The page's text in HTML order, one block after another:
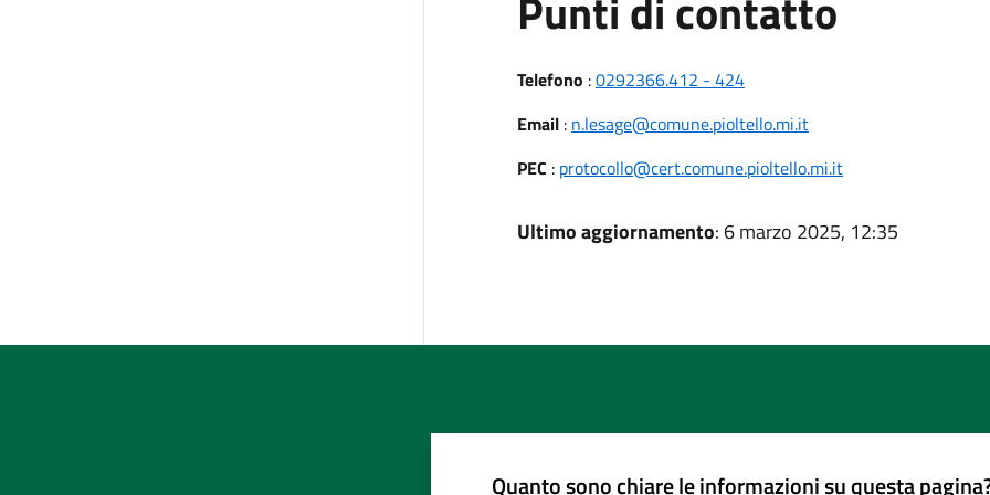
Telefono :0292366.412 - 424
Email: n.lesage@comune.pioltello.mi.it
PEC : protocollo@cert.comune.pioltello.mi.it
Ultimo aggiornamento: 6 marzo 2025, 12:35
Quanto sono chiare le informazioni su questa